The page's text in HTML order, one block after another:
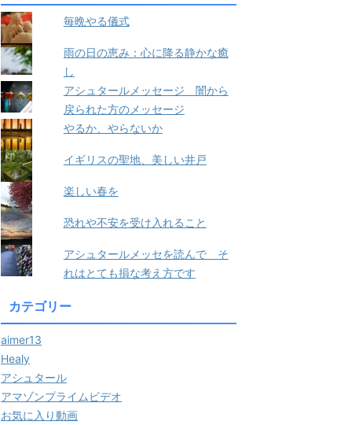
毎晩やる儀式
雨の日の恵み：心に降る静かな癒
し
アシュタールメッセージ 闇から
戻られた方のメッセージ
やるか、やらないか
イギリスの聖地、美しい井戸
楽しい春を
恐れや不安を受け入れること
アシュタールメッセを読んで そ
れはとても損な考え方です
カテゴリー
aimer13
Healy
アシュタール
アマゾンプライムビデオ
お気に入り動画